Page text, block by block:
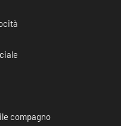
compagno